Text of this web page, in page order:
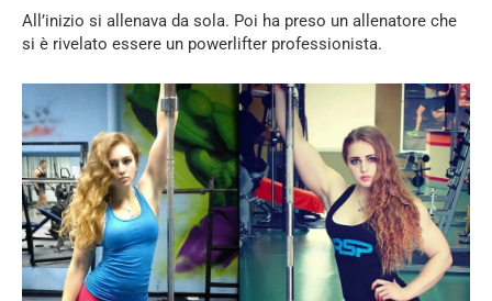
All’inizio si allenava da sola. Poi ha preso un allenatore che
si è rivelato essere un powerlifter professionista.